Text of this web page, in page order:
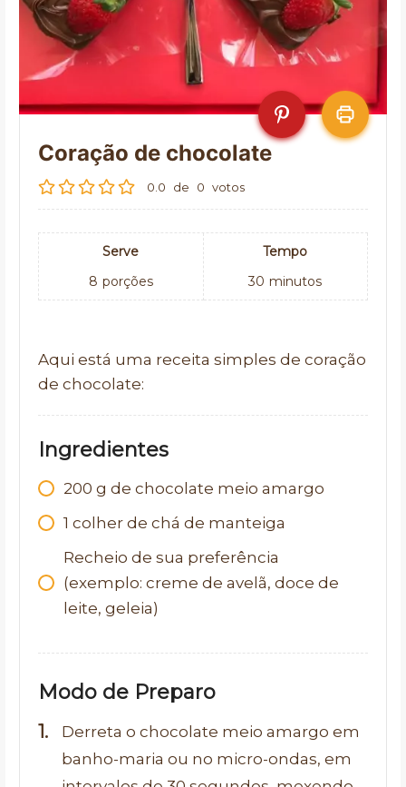
Coração de chocolate
0.0 de 0 votos
Serve
8 porções
Tempo
30 minutos
Aqui está uma receita simples de coração
de chocolate:
Ingredientes
200 g de chocolate meio amargo
1 colher de chá de manteiga
Recheio de sua preferência
(exemplo: creme de avelã, doce de
leite, geleia)
Modo de Preparo
Derreta o chocolate meio amargo em
banho-maria ou no micro-ondas, em